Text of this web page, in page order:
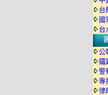
台
國
台
公
鐵
警
專
律